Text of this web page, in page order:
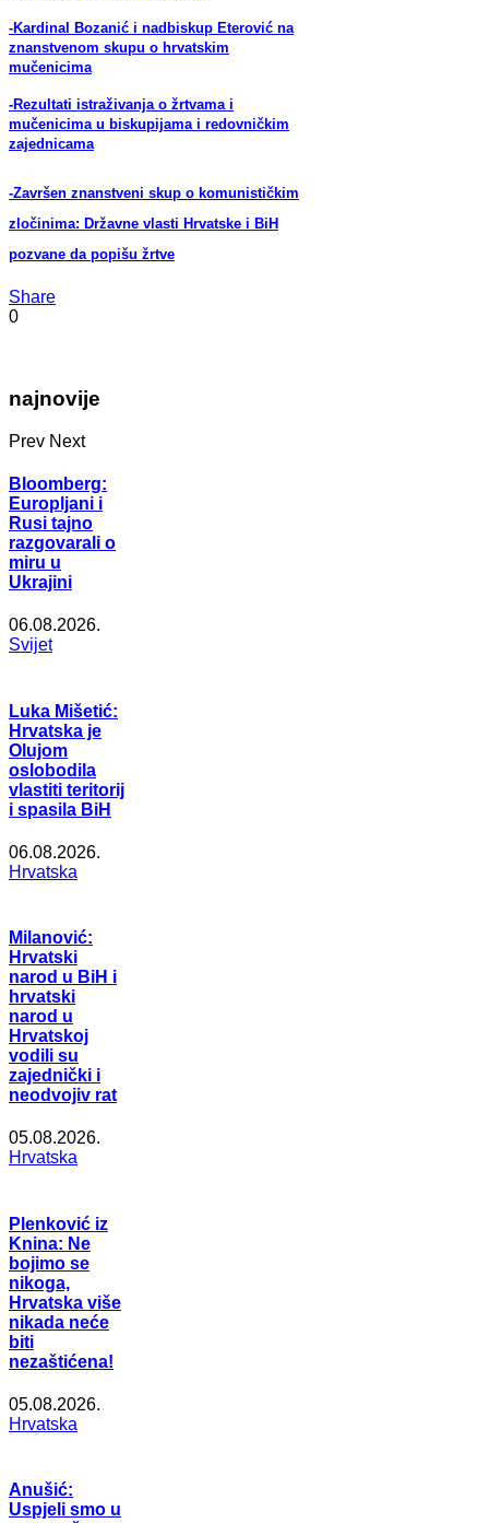
-Kardinal Bozanić i nadbiskup Eterović na
znanstvenom skupu o hrvatskim
mučenicima
-Rezultati istraživanja o žrtvama i
mučenicima u biskupijama i redovničkim
zajednicama
-Završen znanstveni skup o komunističkim
zločinima: Državne vlasti Hrvatske i BiH
pozvane da popišu žrtve
Share
0
najnovije
Prev Next
Bloomberg:
Europljani i
Rusi tajno
razgovarali o
miru u
Ukrajini
06.08.2026.
Svijet
Luka Mišetić:
Hrvatska je
Olujom
oslobodila
vlastiti teritorij
i spasila BiH
06.08.2026.
Hrvatska
Milanović:
Hrvatski
narod u BiH i
hrvatski
narod u
Hrvatskoj
vodili su
zajednički i
neodvojiv rat
05.08.2026.
Hrvatska
Plenković iz
Knina: Ne
bojimo se
nikoga,
Hrvatska više
nikada neće
biti
nezaštićena!
05.08.2026.
Hrvatska
Anušić:
Uspjeli smo u